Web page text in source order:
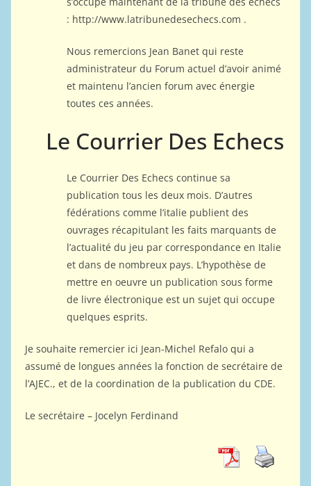
: http://www.latribunedesechecs.com .
Nous remercions Jean Banet qui reste
administrateur du Forum actuel d’avoir animé
et maintenu l’ancien forum avec énergie
toutes ces années.
Le Courrier Des Echecs
Le Courrier Des Echecs continue sa
publication tous les deux mois. D’autres
fédérations comme l’italie publient des
ouvrages récapitulant les faits marquants de
l’actualité du jeu par correspondance en Italie
et dans de nombreux pays. L’hypothèse de
mettre en oeuvre un publication sous forme
de livre électronique est un sujet qui occupe
quelques esprits.
Je souhaite remercier ici Jean-Michel Refalo qui a
assumé de longues années la fonction de secrétaire de
l’AJEC., et de la coordination de la publication du CDE.
Le secrétaire – Jocelyn Ferdinand